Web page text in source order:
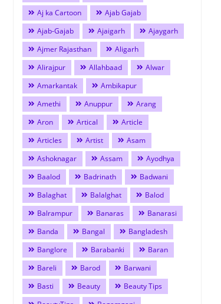
Aj ka Cartoon
Ajab Gajab
Ajab-Gajab
Ajaigarh
Ajaygarh
Ajmer Rajasthan
Aligarh
Alirajpur
Allahbaad
Alwar
Amarkantak
Ambikapur
Amethi
Anuppur
Arang
Aron
Artical
Article
Articles
Artist
Asam
Ashoknagar
Assam
Ayodhya
Baalod
Badrinath
Badwani
Balaghat
Balalghat
Balod
Balrampur
Banaras
Banarasi
Banda
Bangal
Bangladesh
Banglore
Barabanki
Baran
Bareli
Barod
Barwani
Basti
Beauty
Beauty Tips